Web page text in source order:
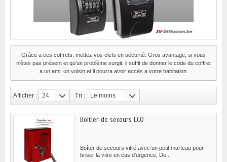
Grâce a ces coffrets, mettez vos clefs en sécurité. Gros avantage, si vous
n'êtes pas présent et qu'un problème surgit, il suffit de donner le code du coffret
a un ami, un voisin et il pourra avoir accès a votre habitation.
Afficher : 24 Tri :
Le moins
Boitier de secours ECO
Boîter de secours vitré avec un petit marteau pour
briser la vitre en cas d'urgence, De...